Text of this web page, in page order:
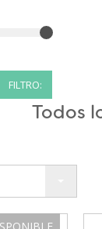
FILTRO:
Todos